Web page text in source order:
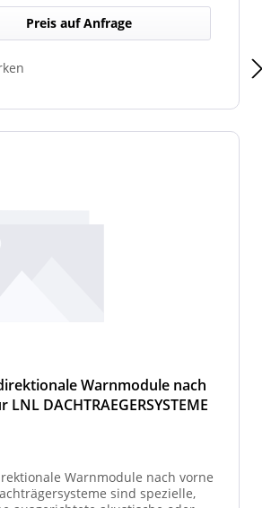
die in Richtung Heck gezielte
abgeben. Sie verbessern die
Hörbarkeit von Warnhinweisen
Bereich und erhöhen
bei Rangier- oder
Preis auf Anfrage
Warnmodule nach
DACHTRAEGERSYSTEME
Warnmodule nach vorne
sind spezielle,